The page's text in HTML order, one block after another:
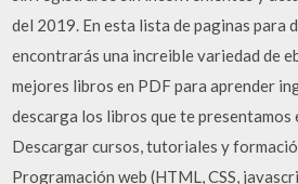
del 2019. En esta lista de paginas para
encontrarás una increible variedad de
mejores libros en PDF para aprender
descarga los libros que te presentamos
Descargar cursos, tutoriales y
Programación web (HTML, CSS,